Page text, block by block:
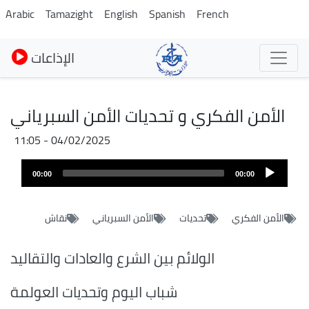
Pasar
al
contenido
principal
Arabic Tamazight English Spanish French
الإذاعات
الأمن الفكري و تحديات الأمن السبرياني
04/02/2025 - 11:05
Archivo
audio
00:00
00:00
الأمن الفكري تحديات الأمن السبرياني نقاش
الولائم بين الشرع والعادات والتقاليد
شباب اليوم وتحديات العولمة